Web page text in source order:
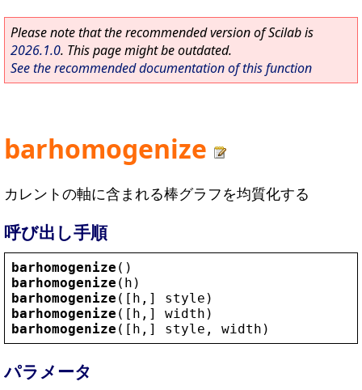
Please note that the recommended version of Scilab is
2026.1.0. This page might be outdated.
See the recommended documentation of this function
barhomogenize
カレントの軸に含まれる棒グラフを均質化する
呼び出し手順
barhomogenize ()
barhomogenize ( h )
barhomogenize ([ h ,] style )
barhomogenize ([ h ,] width )
barhomogenize ([ h ,] style , width )
パラメータ